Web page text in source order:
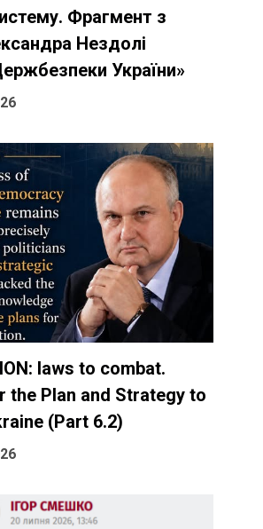
Фрагмент з
Нездолі
України»
laws to combat.
the Plan and Strategy to
(Part 6.2)